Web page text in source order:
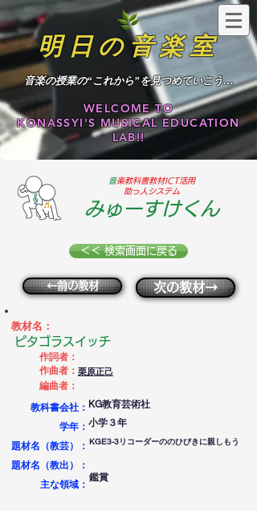
明日の音楽室
​音楽の授業の“これから”を見つめていこう…
WELCOME TO
KONASSYI'S MUSICAL EDUCATION
LAB!!
​音楽教科書教材ICT活用
助っ人システム
みゅーすけくん
＜＜ 検索画面に戻る
←前の教材 次の教材→
教材名：
ピタゴラスイッチ
作詞者：
作曲者： 栗原正己
編曲者：
教科書会社：
学年：
題材名（教芸）：
題材名（教出）：
​主な領域：
KG教育芸術社
小学３年
KGE3-3リコーダーののひびきに親しもう
鑑賞